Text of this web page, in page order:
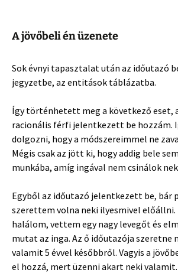
A jövőbeli én üzenete
Sok évnyi tapasztalat után az időutazó
jegyzetbe, az entitások táblázatba.
Így történhetett meg a következő eset,
racionális férfi jelentkezett be hozzám.
dolgozni, hogy a módszereimmel ne
Mégis csak az jött ki, hogy addig bele
munkába, amíg ingával nem csinálok
Egyből az időutazó jelentkezett be, bár
szerettem volna neki ilyesmivel előállni.
halálom, vettem egy nagy levegőt és
mutat az inga. Az ő időutazója szeretne
valamit 5 évvel későbbről. Vagyis a
el hozzá, mert üzenni akart neki